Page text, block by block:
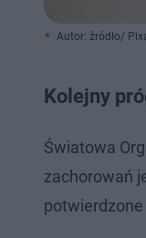
Autor: źródło/
Kolejny
Światowa
zachorowań
potwierdzone